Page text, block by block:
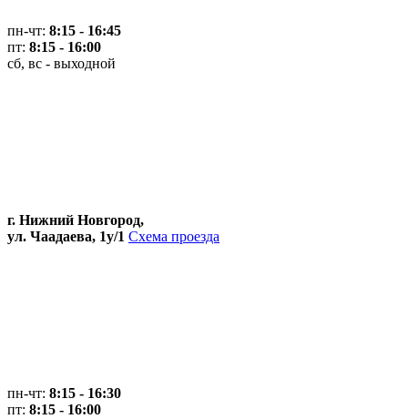
пн-чт: 8:15 - 16:45
пт: 8:15 - 16:00
сб, вс - выходной
г. Нижний Новгород,
ул. Чаадаева, 1у/1 Схема проезда
пн-чт: 8:15 - 16:30
пт: 8:15 - 16:00